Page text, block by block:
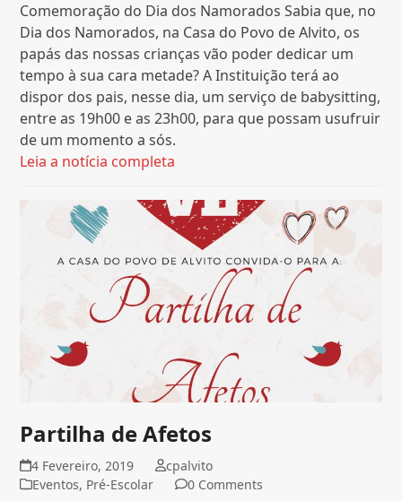
Comemoração do Dia dos Namorados Sabia que, no
Dia dos Namorados, na Casa do Povo de Alvito, os
papás das nossas crianças vão poder dedicar um
tempo à sua cara metade? A Instituição terá ao
dispor dos pais, nesse dia, um serviço de babysitting,
entre as 19h00 e as 23h00, para que possam usufruir
de um momento a sós.
Leia a notícia completa
Partilha de Afetos
4 Fevereiro, 2019
cpalvito
Eventos, Pré-Escolar 0 Comments